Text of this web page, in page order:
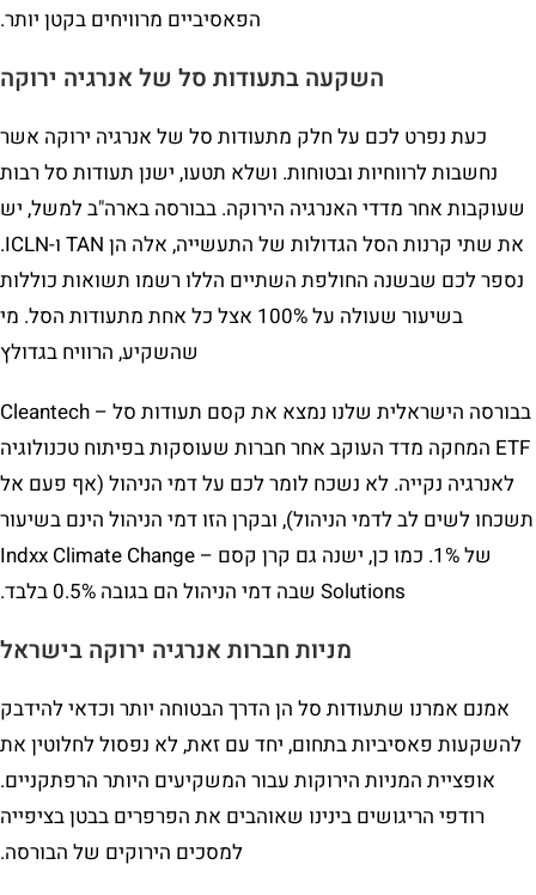
הפאסיביים מרוויחים בקטן יותר.
השקעה בתעודות סל של אנרגיה ירוקה
כעת נפרט לכם על חלק מתעודות סל של אנרגיה ירוקה אשר
נחשבות לרווחיות ובטוחות. ושלא תטעו, ישנן תעודות סל רבות
שעוקבות אחר מדדי האנרגיה הירוקה. בבורסה בארה"ב למשל, יש
את שתי קרנות הסל הגדולות של התעשייה, אלה הן TAN ו-ICLN.
נספר לכם שבשנה החולפת השתיים הללו רשמו תשואות כוללות
בשיעור שעולה על 100% אצל כל אחת מתעודות הסל. מי
שהשקיע, הרוויח בגדולץ
בבורסה הישראלית שלנו נמצא את קסם תעודות סל – Cleantech
ETF המחקה מדד העוקב אחר חברות שעוסקות בפיתוח טכנולוגיה
לאנרגיה נקייה. לא נשכח לומר לכם על דמי הניהול (אף פעם אל
תשכחו לשים לב לדמי הניהול), ובקרן הזו דמי הניהול הינם בשיעור
של 1%. כמו כן, ישנה גם קרן קסם – Indxx Climate Change
Solutions שבה דמי הניהול הם בגובה 0.5% בלבד.
מניות חברות אנרגיה ירוקה בישראל
אמנם אמרנו שתעודות סל הן הדרך הבטוחה יותר וכדאי להידבק
להשקעות פאסיביות בתחום, יחד עם זאת, לא נפסול לחלוטין את
אופציית המניות הירוקות עבור המשקיעים היותר הרפתקניים.
רודפי הריגושים בינינו שאוהבים את הפרפרים בבטן בציפייה
למסכים הירוקים של הבורסה.